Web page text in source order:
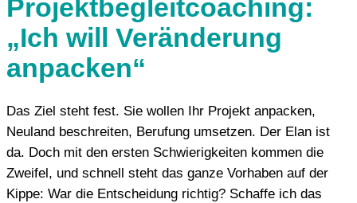
Projektbegleitcoaching:
„Ich will Veränderung
anpacken“
Das Ziel steht fest. Sie wollen Ihr Projekt anpacken,
Neuland beschreiten, Berufung umsetzen. Der Elan ist
da. Doch mit den ersten Schwierigkeiten kommen die
Zweifel, und schnell steht das ganze Vorhaben auf der
Kippe: War die Entscheidung richtig? Schaffe ich das